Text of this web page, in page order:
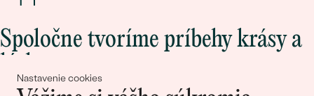
Nastavenie cookies
Spoločne tvoríme príbehy krásy a